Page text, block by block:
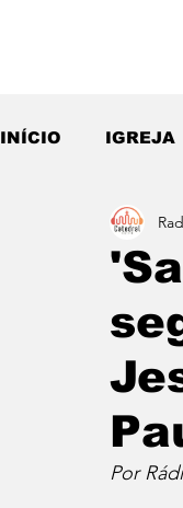
INÍCIO IGREJA
ESPORTE
Por